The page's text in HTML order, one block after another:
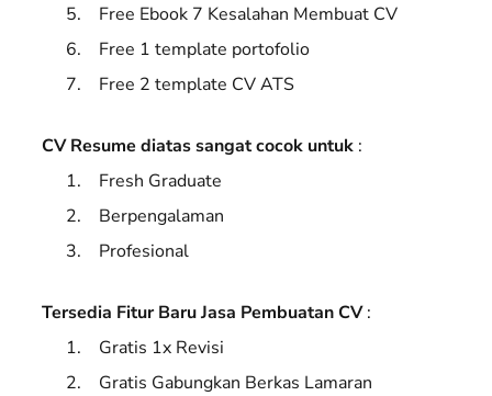
Free Ebook 7 Kesalahan Membuat CV
Free 1 template portofolio
Free 2 template CV ATS
CV Resume diatas sangat cocok untuk :
Fresh Graduate
Berpengalaman
Profesional
Tersedia Fitur Baru Jasa Pembuatan CV:
Gratis 1x Revisi
Gratis Gabungkan Berkas Lamaran